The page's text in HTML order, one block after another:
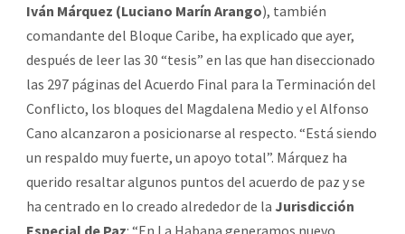
Iván Márquez (Luciano Marín Arango), también
comandante del Bloque Caribe, ha explicado que ayer,
después de leer las 30 “tesis” en las que han diseccionado
las 297 páginas del Acuerdo Final para la Terminación del
Conflicto, los bloques del Magdalena Medio y el Alfonso
Cano alcanzaron a posicionarse al respecto. “Está siendo
un respaldo muy fuerte, un apoyo total”. Márquez ha
querido resaltar algunos puntos del acuerdo de paz y se
ha centrado en lo creado alrededor de la Jurisdicción
Especial de Paz: “En La Habana generamos nuevo